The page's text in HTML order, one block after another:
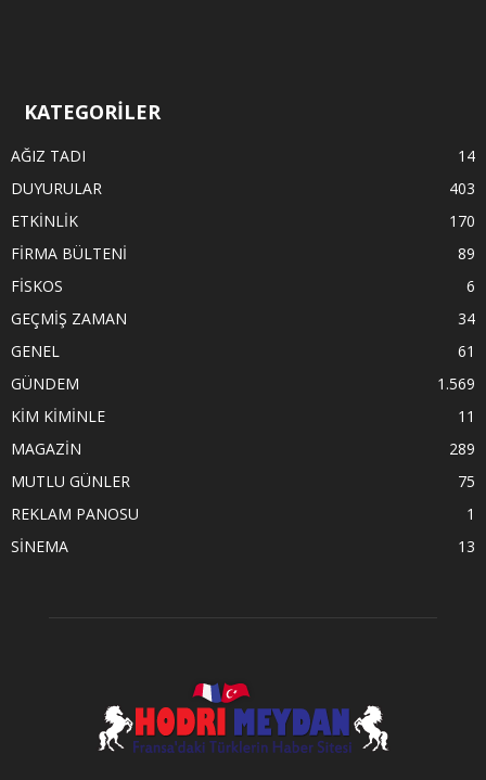
KATEGORİLER
AĞIZ TADI
14
DUYURULAR
403
ETKİNLİK
170
FİRMA BÜLTENİ
89
FİSKOS
6
GEÇMİŞ ZAMAN
34
GENEL
61
GÜNDEM
1.569
KİM KİMİNLE
11
MAGAZİN
289
MUTLU GÜNLER
75
REKLAM PANOSU
1
SİNEMA
13